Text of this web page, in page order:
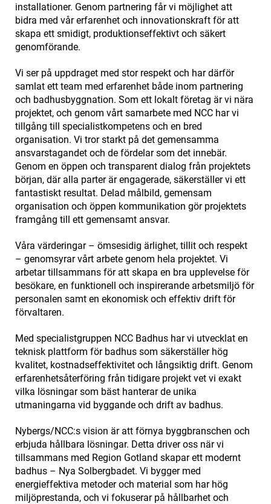
installationer. Genom partnering får vi möjlighet att
bidra med vår erfarenhet och innovationskraft för att
skapa ett smidigt, produktionseffektivt och säkert
genomförande.
Vi ser på uppdraget med stor respekt och har därför
samlat ett team med erfarenhet både inom partnering
och badhusbyggnation. Som ett lokalt företag är vi nära
projektet, och genom vårt samarbete med NCC har vi
tillgång till specialistkompetens och en bred
organisation. Vi tror starkt på det gemensamma
ansvarstagandet och de fördelar som det innebär.
Genom en öppen och transparent dialog från projektets
början, där alla parter är engagerade, säkerställer vi ett
fantastiskt resultat. Delad målbild, gemensam
organisation och öppen kommunikation gör projektets
framgång till ett gemensamt ansvar.
Våra värderingar – ömsesidig ärlighet, tillit och respekt
– genomsyrar vårt arbete genom hela projektet. Vi
arbetar tillsammans för att skapa en bra upplevelse för
besökare, en funktionell och inspirerande arbetsmiljö för
personalen samt en ekonomisk och effektiv drift för
förvaltaren.
Med specialistgruppen NCC Badhus har vi utvecklat en
teknisk plattform för badhus som säkerställer hög
kvalitet, kostnadseffektivitet och långsiktig drift. Genom
erfarenhetsåterföring från tidigare projekt vet vi exakt
vilka lösningar som bäst hanterar de unika
utmaningarna vid byggande och drift av badhus.
Nybergs/NCC:s vision är att förnya byggbranschen och
erbjuda hållbara lösningar. Detta driver oss när vi
tillsammans med Region Gotland skapar ett modernt
badhus – Nya Solbergbadet. Vi bygger med
energieffektiva metoder och material som har hög
miljöprestanda, och vi fokuserar på hållbarhet och